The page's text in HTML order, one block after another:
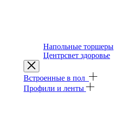
Напольные торшеры
Центрсвет здоровье
Встроенные в пол
Профили и ленты